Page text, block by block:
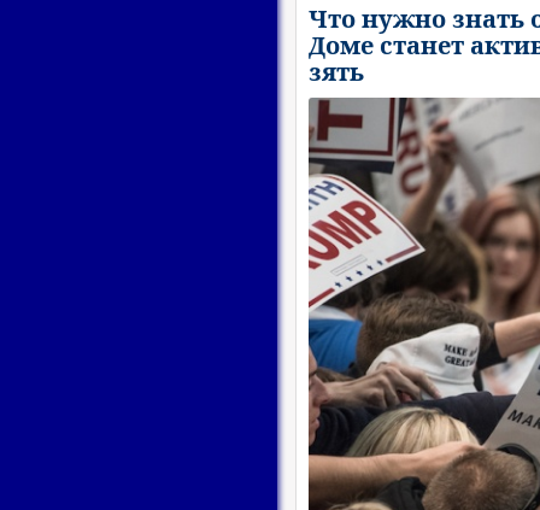
Что нужно знать
Доме станет
зять